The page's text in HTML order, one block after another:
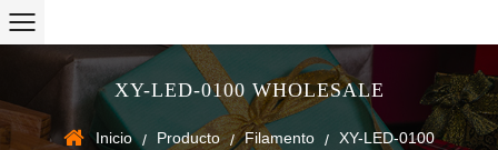
XY-LED-0100 WHOLESALE
Inicio / Producto / Filamento / XY-LED-0100